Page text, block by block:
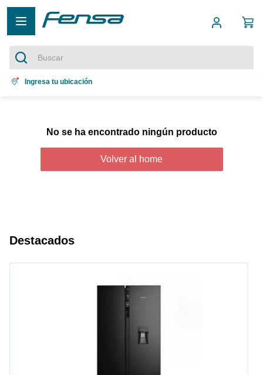
Buscar
Términos más buscados
refrigerador no frost
Ingresa tu ubicación
No se ha encontrado ningún producto
Volver al home
Destacados